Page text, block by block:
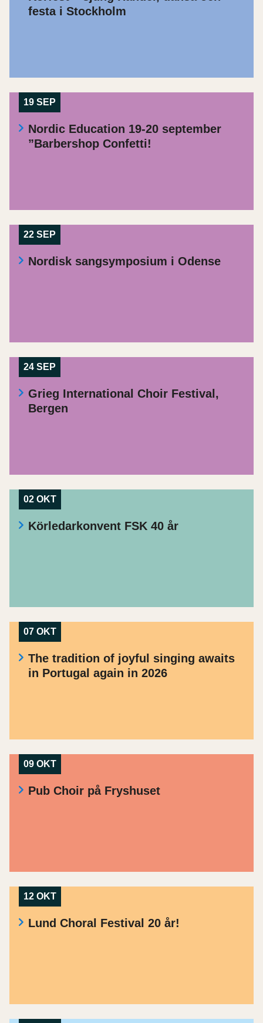
festa i Stockholm
19 SEP
Nordic Education 19-20 september
”Barbershop Confetti!
22 SEP
Nordisk sangsymposium i Odense
24 SEP
Grieg International Choir Festival,
Bergen
02 OKT
Körledarkonvent FSK 40 år
07 OKT
The tradition of joyful singing awaits
in Portugal again in 2026
09 OKT
Pub Choir på Fryshuset
12 OKT
Lund Choral Festival 20 år!